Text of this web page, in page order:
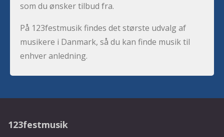
som du ønsker tilbud fra.
På 123festmusik findes det største udvalg af
musikere i Danmark, så du kan finde musik til
enhver anledning.
123festmusik